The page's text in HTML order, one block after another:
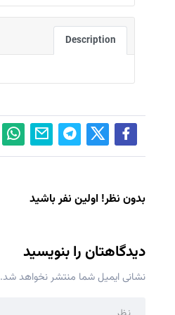
Description
بدون نظر! اولین نفر باشید
دیدگاهتان را بنویسید
نشانی ایمیل شما منتشر نخواهد شد.